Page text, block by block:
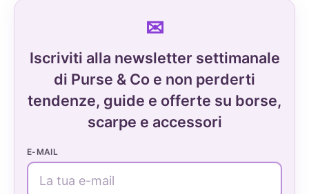
Iscriviti alla newsletter settimanale
di Purse & Co e non perderti
tendenze, guide e offerte su borse,
scarpe e accessori
E-MAIL